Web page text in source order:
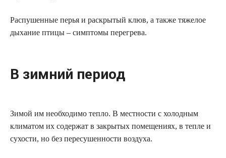
Распушенные перья и раскрытый клюв, а также тяжелое
дыхание птицы – симптомы перегрева.
В зимний период
Зимой им необходимо тепло. В местности с холодным
климатом их содержат в закрытых помещениях, в тепле и
сухости, но без пересушенности воздуха.